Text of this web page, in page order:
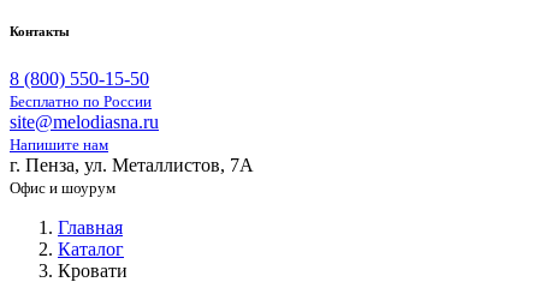
Контакты
8 (800) 550-15-50
Бесплатно по России
site@melodiasna.ru
Напишите нам
г. Пенза, ул. Металлистов, 7А
Офис и шоурум
Главная
Каталог
Кровати